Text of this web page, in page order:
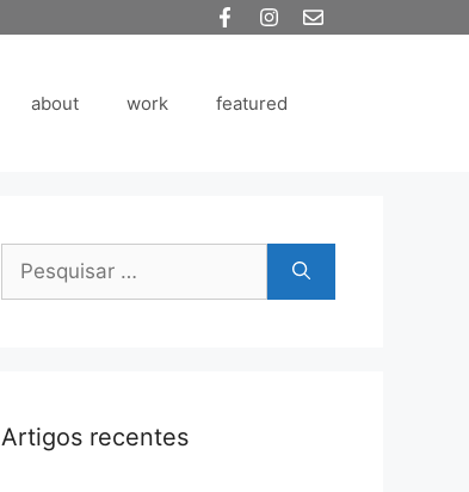
about work featured
Pesquisar
Artigos recentes